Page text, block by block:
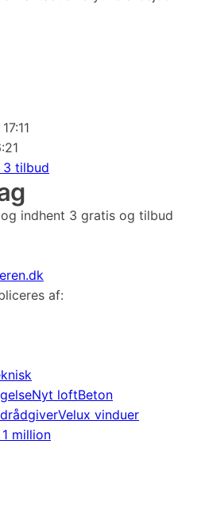
3 tilbud
indhent 3 gratis og tilbud
af:
Nyt loftBeton
Velux vinduer
million